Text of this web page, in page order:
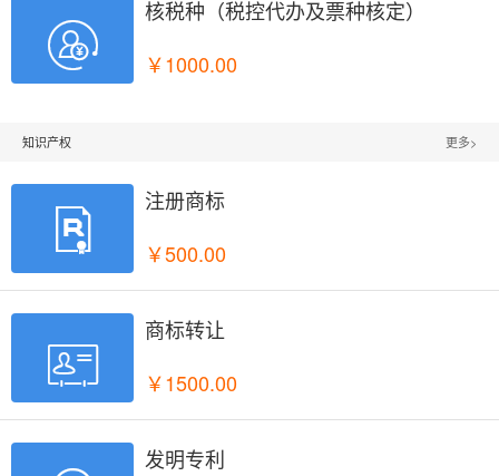

核税种（税控代办及票种核定）
￥1000.00
知识产权 更多>

注册商标
￥500.00

商标转让
￥1500.00
发明专利